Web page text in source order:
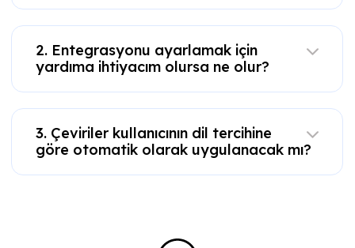
2. Entegrasyonu ayarlamak için
yardıma ihtiyacım olursa ne olur?
3. Çeviriler kullanıcının dil tercihine
göre otomatik olarak uygulanacak mı?